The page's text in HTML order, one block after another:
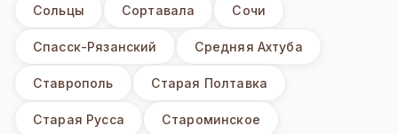
Сольцы Сортавала Сочи
Спасск-Рязанский Средняя Ахтуба
Ставрополь Старая Полтавка
Старая Русса Староминское